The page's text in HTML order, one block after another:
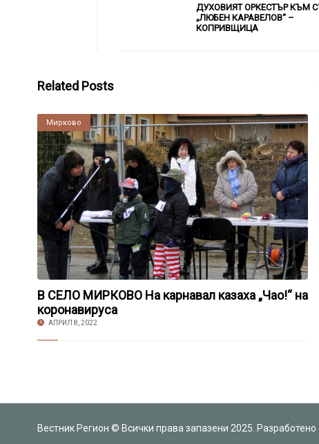
ДУХОВИЯТ ОРКЕСТЪР КЪМ
„ЛЮБЕН КАРАВЕЛОВ“ –
КОПРИВЩИЦА
Related Posts
Мирково
В СЕЛО МИРКОВО На карнавал казаха „Чао!“ на
коронавируса
АПРИЛ 8, 2022
Вестник Регион © Всички права запазени 2025. Разработено